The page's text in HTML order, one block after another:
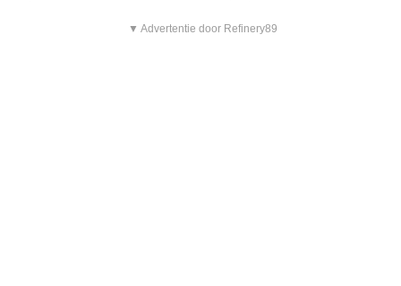
▼ Advertentie door Refinery89